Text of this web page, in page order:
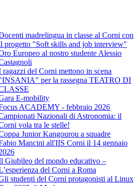
madrelingua in classe al Corni con
progetto "Soft skills and job interview"
Europeo al nostro studente Alessio
ragazzi del Corni mettono in scena
per la rassegna TEATRO DI
E-mobility
ACADEMY - febbraio 2026
Nazionali di Astronomia: il
vola tra le stelle!
Junior Kangourou a squadre
Mancini all'IIS Corni il 14 gennaio
Giubileo del mondo educativo –
del Corni a Roma
studenti del Corni protagonisti al Linux